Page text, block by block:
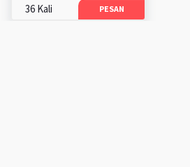
36 Kali PESAN